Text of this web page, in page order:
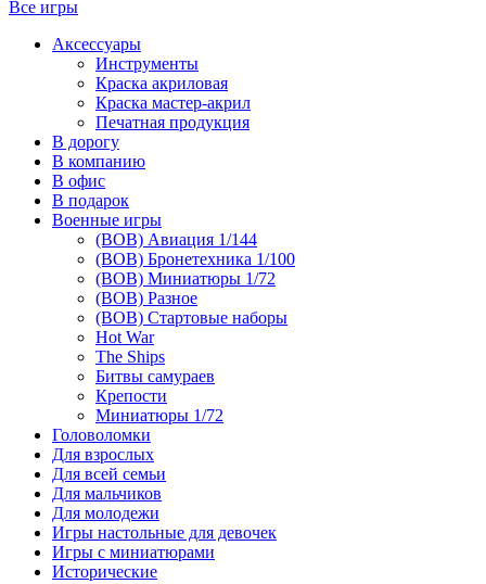
Все игры
Аксессуары
Инструменты
Краска акриловая
Краска мастер-акрил
Печатная продукция
В дорогу
В компанию
В офис
В подарок
Военные игры
(ВОВ) Авиация 1/144
(ВОВ) Бронетехника 1/100
(ВОВ) Миниатюры 1/72
(ВОВ) Разное
(ВОВ) Стартовые наборы
Hot War
The Ships
Битвы самураев
Крепости
Миниатюры 1/72
Головоломки
Для взрослых
Для всей семьи
Для мальчиков
Для молодежи
Игры настольные для девочек
Игры с миниатюрами
Исторические